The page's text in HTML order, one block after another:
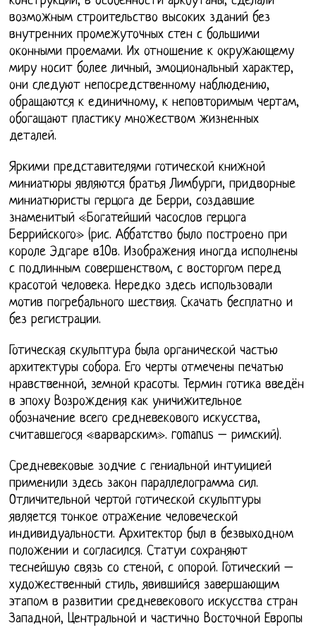
возможным строительство высоких зданий без
внутренних промежуточных стен с большими
оконными проемами. Их отношение к окружающему
миру носит более личный, эмоциональный характер,
они следуют непосредственному наблюдению,
обращаются к единичному, к неповторимым чертам,
обогащают пластику множеством жизненных
деталей.
Яркими представителями готической книжной
миниатюры являются братья Лимбурги, придворные
миниатюристы герцога де Берри, создавшие
знаменитый «Богатейший часослов герцога
Беррийского» (рис. Аббатство было построено при
короле Эдгаре в10в. Изображения иногда исполнены
с подлинным совершенством, с восторгом перед
красотой человека. Нередко здесь использовали
мотив погребального шествия. Скачать бесплатно и
без регистрации.
Готическая скульптура была органической частью
архитектуры собора. Его черты отмечены печатью
нравственной, земной красоты. Термин готика введён
в эпоху Возрождения как уничижительное
обозначение всего средневекового искусства,
считавшегося «варварским». romanus – римский).
Средневековые зодчие с гениальной интуицией
применили здесь закон параллелограмма сил.
Отличительной чертой готической скульптуры
является тонкое отражение человеческой
индивидуальности. Архитектор был в безвыходном
положении и согласился. Статуи сохраняют
теснейшую связь со стеной, с опорой. Готический –
художественный стиль, явившийся завершающим
этапом в развитии средневекового искусства стран
Западной, Центральной и частично Восточной Европы